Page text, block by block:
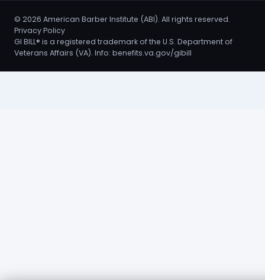
© 2026 American Barber Institute (ABI). All rights reserved.
Privacy Policy
GI BILL® is a registered trademark of the U.S. Department of
Veterans Affairs (VA). Info: benefits.va.gov/gibill